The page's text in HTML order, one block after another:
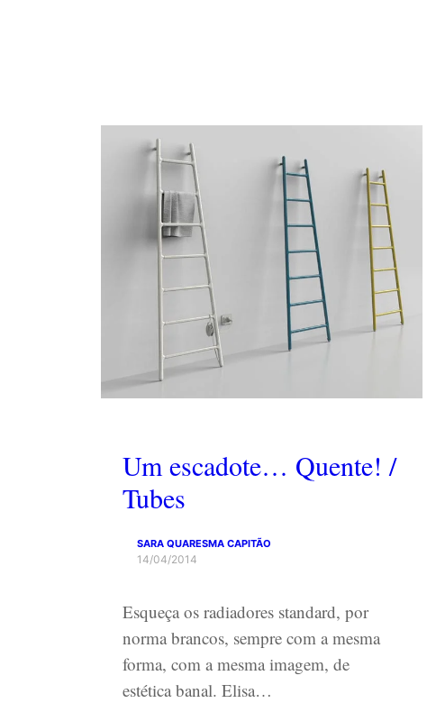
Um escadote… Quente! /
Tubes
SARA QUARESMA CAPITÃO
14/04/2014
Esqueça os radiadores standard, por
norma brancos, sempre com a mesma
forma, com a mesma imagem, de
estética banal. Elisa…